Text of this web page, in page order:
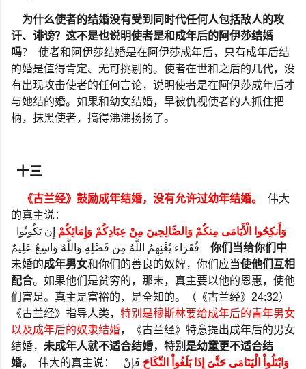
为什么使者的结婚没有受到同时代任何人包括敌人的攻
讦、诽谤？这不是也说明使者是和成年后的阿伊莎结婚
吗？
使者和阿伊莎结婚是在阿伊莎成年后，只有成年后结
的婚是值得肯定、无可挑剔的。使者在世和之后的几代，没
有出现攻击使者的任何言论，说明使者是在阿伊莎成年后才
与她结的婚。如果和幼女结婚，早被仇视使者的人抓住把
柄，抹黑使者，搞得沸沸扬扬了。
十三
《古兰经》鼓励成年结婚，没有允许过幼年结婚。
伟大
的真主说：
وَأَنكِحُوا الْأَيَامَى مِنكُمْ وَالصَّالِحِينَ مِنْ عِبَادِكُمْ وَإِمَائِكُمْ إِن يَكُونُوا
你们当给你们中
未婚的成年男女和你们的善良的奴婢，你们应当使他们互相
配合。如果他们是贫穷的，那末，真主要以他的恩惠，使他
们富足。真主是富裕的，是全知的。（《古兰经》 24:32）
《古兰经》指导人类， 特别是穆斯林要给成年后的青年男女
以及成年后的奴隶结婚，《古兰经》特意提出成年后的男女
结婚， 未成年人就不适合结婚，特别是幼童更不适合结
婚。
伟大的真主说： وَابْتَلُواْ الْيَتَامَى حَتَّىَ إِذَا بَلَغُواْ النِّكَاحَ فَإِنْ